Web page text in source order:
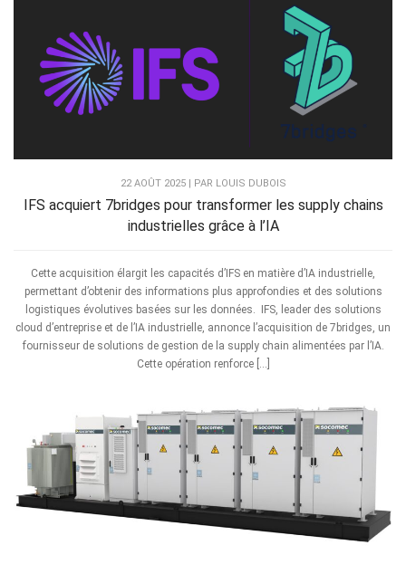
22 AOÛT 2025 | PAR LOUIS DUBOIS
IFS acquiert 7bridges pour transformer les supply chains
industrielles grâce à l’IA
Cette acquisition élargit les capacités d’IFS en matière d’IA industrielle,
permettant d’obtenir des informations plus approfondies et des solutions
logistiques évolutives basées sur les données. IFS, leader des solutions
cloud d’entreprise et de l’IA industrielle, annonce l’acquisition de 7bridges, un
fournisseur de solutions de gestion de la supply chain alimentées par l’IA.
Cette opération renforce […]